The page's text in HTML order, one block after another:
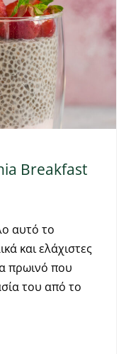
Breakfast
αυτό το
και ελάχιστες
πρωινό που
του από το